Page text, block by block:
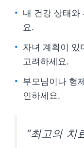
내 건강 상태와
요.
자녀 계획이 있
고려하세요.
부모님이나 형
인하세요.
“최고의 치